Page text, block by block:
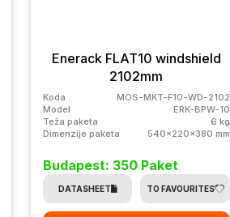
Enerack FLAT10 windshield
2102mm
Koda
MOS-MKT-F10-WD-2102
Model
ERK-BPW-10
Teža paketa
6 kg
Dimenzije paketa
540x220x380 mm
Budapest: 350 Paket
DATASHEET TO FAVOURITES